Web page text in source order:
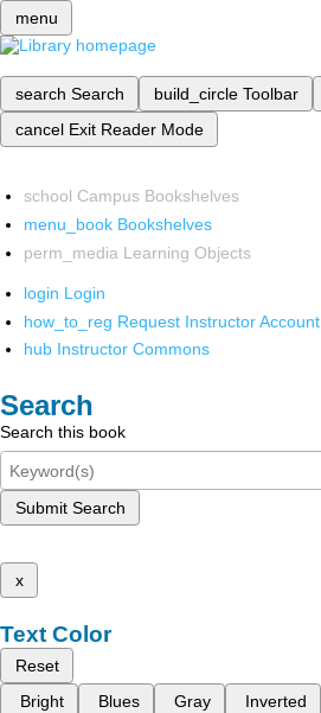
menu
search Search build_circle Toolbar
cancel Exit Reader Mode
school Campus Bookshelves
menu_book Bookshelves
perm_media Learning Objects
login Login
how_to_reg Request Instructor Account
hub Instructor Commons
Search
Search this book
Submit Search
x
Text Color
Reset
Bright
Blues Gray Inverted